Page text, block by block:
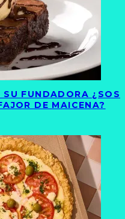
FUNDADORA ¿SOS
DE MAICENA?